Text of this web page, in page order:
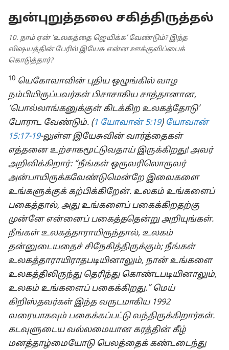
துன்புறுத்தலை சகித்திருத்தல்
10. நாம் ஏன் ‘உலகத்தை ஜெயிக்க’ வேண்டும்? இந்த
விஷயத்தின் பேரில் இயேசு என்ன ஊக்குவிப்பைக்
கொடுத்தார்?
10 யெகோவாவின் புதிய ஒழுங்கில் வாழ
நம்பியிருப்பவர்கள் பிசாசாகிய சாத்தானான,
‘பொல்லாங்கனுக்குள் கிடக்கிற உலகத்தோடு’
போராட வேண்டும். (1 யோவான் 5:19) யோவான்
15:17-19-லுள்ள இயேசுவின் வார்த்தைகள்
எத்தனை உற்சாகமூட்டுவதாய் இருக்கிறது! அவர்
அறிவிக்கிறார்: “நீங்கள் ஒருவரிலொருவர்
அன்பாயிருக்கவேண்டுமென்றே இவைகளை
உங்களுக்குக் கற்பிக்கிறேன். உலகம் உங்களைப்
பகைத்தால், அது உங்களைப் பகைக்கிறதற்கு
முன்னே என்னைப் பகைத்ததென்று அறியுங்கள்.
நீங்கள் உலகத்தாராயிருந்தால், உலகம்
தன்னுடையதைச் சிநேகித்திருக்கும்; நீங்கள்
உலகத்தாராயிராதபடியினாலும், நான் உங்களை
உலகத்திலிருந்து தெரிந்து கொண்டபடியினாலும்,
உலகம் உங்களைப் பகைக்கிறது.” மெய்
கிறிஸ்தவர்கள் இந்த வருடமாகிய 1992
வரையாகவும் பகைக்கப்பட்டு வந்திருக்கிறார்கள்.
கடவுளுடைய வல்லமையான கரத்தின் கீழ்
மனத்தாழ்மையோடு பெலத்தைக் கண்டடைந்து